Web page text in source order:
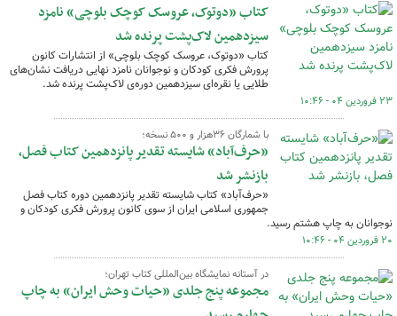
کتاب «دوتوک، عروسک کوچک بلوچی» نامزد
سیزدهمین لاک‌پشت پرنده شد
کتاب «دوتوک، عروسک کوچک بلوچی» از انتشارات کانون
پرورش فکری کودکان و نوجوانان نامزد نهایی دریافت نشان‌های
طلایی یا نقره‌ای سیزدهمین دوره‌ی لاک‌پشت پرنده شد.
۲۳ فروردین ۰۴ - ۱۰:۴۶
با شمارگان ۳۶هزار و ۵۰۰ نسخه؛
«حرف‌آباد» شایسته تقدیر پانزدهمین کتاب فصل،
بازنشر شد
«حرف‌آباد» کتاب شایسته تقدیر پانزدهمین دوره کتاب فصل
جمهوری اسلامی ایران از سوی کانون پرورش فکری کودکان و
نوجوانان به چاپ هشتم رسید.
۲۰ فروردین ۰۴ - ۱۰:۴۶
در آستانه نمایشگاه بین‌المللی کتاب تهران؛
مجموعه پنج جلدی «حیات وحش ایران» به چاپ